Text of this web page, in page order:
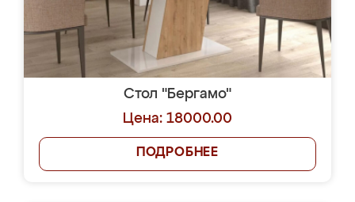
Стол "Бергамо"
Цена: 18000.00
ПОДРОБНЕЕ